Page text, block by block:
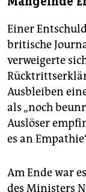
Einer
britische
verweigerte
Ausbleiben
als „noch
Auslöser
es an
Am Ende war
des Ministers